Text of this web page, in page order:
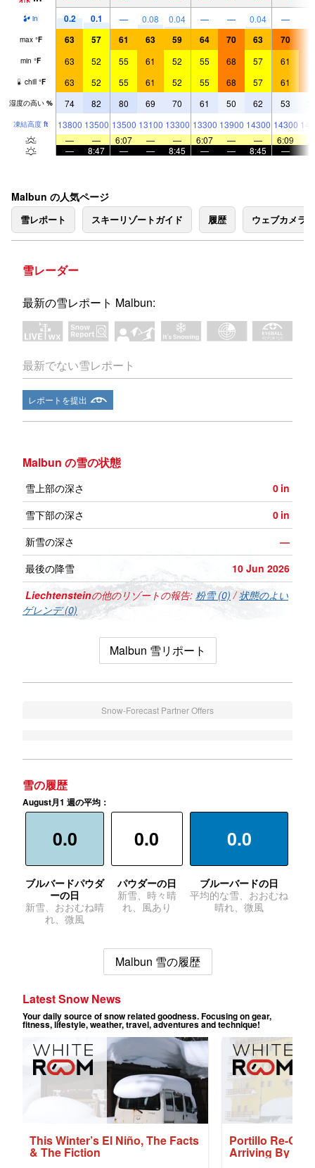
in 0.2 0.1 — 0.08 0.04 — — 0.04 —
max °F 63 57 61 63 59 64 70 63 70
min °F 63 52 55 61 52 55 68 57 61
chill °F 63 52 55 61 52 55 68 57 61
湿度の高い % 74 82 80 69 70 61 50 62 53
凍結高度 ft 13800 13500 13500 13100 13300 13300 13900 14300 14300
—
— 6:07 — — 6:07 — — 6:09
—
8:47 — — 8:45 — — 8:45 —
Malbun の人気ページ
雪レポート スキーリゾートガイド 履歴 ウェブカメラ
雪レーダー
最新の雪レポート Malbun:
最新でない雪レポート
レポートを提出
Malbun の雪の状態
雪上部の深さ 0 in
雪下部の深さ
0 in
新雪の深さ
—
最後の降雪
10 Jun 2026
Liechtensteinの他のリゾートの報告: 粉雪 (0) /状態のよい
ゲレンデ (0)
Malbun 雪リポート
Snow-Forecast Partner Offers
雪の履歴
August月1 週の平均：
0.0
ブルバードパウダ
ーの日
新雪、おおむね晴
れ、微風
0.0
パウダーの日
新雪、時々晴
れ、風あり
0.0
ブルーバードの日
平均的な雪、おおむね
晴れ、微風
Malbun 雪の履歴